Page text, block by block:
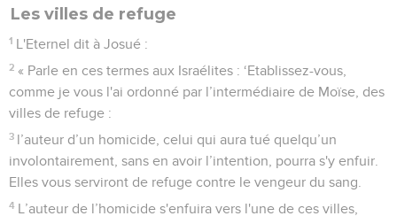
Les villes de refuge
1 L'Eternel dit à Josué :
2 « Parle en ces termes aux Israélites : ‘Etablissez-vous,
comme je vous l'ai ordonné par l’intermédiaire de Moïse, des
villes de refuge :
3 l’auteur d’un homicide, celui qui aura tué quelqu’un
involontairement, sans en avoir l’intention, pourra s'y enfuir.
Elles vous serviront de refuge contre le vengeur du sang.
4 L’auteur de l’homicide s'enfuira vers l'une de ces villes,